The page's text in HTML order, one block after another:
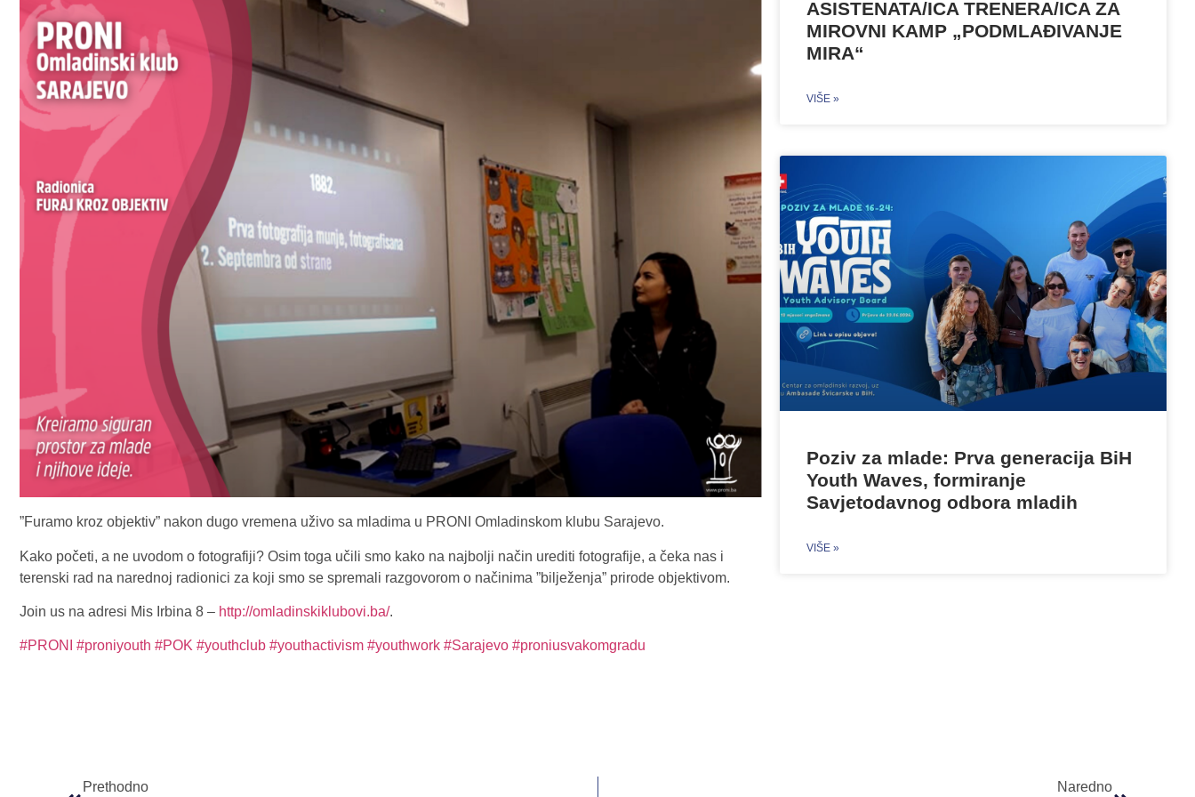
”Furamo kroz objektiv” nakon dugo vremena uživo sa mladima u PRONI Omladinskom klubu Sarajevo.
Kako početi, a ne uvodom o fotografiji? Osim toga učili smo kako na najbolji način urediti fotografije, a čeka nas i
terenski rad na narednoj radionici za koji smo se spremali razgovorom o načinima ”bilježenja” prirode objektivom.
Join us na adresi Mis Irbina 8 – http://omladinskiklubovi.ba/.
#PRONI #proniyouth #POK #youthclub #youthactivism #youthwork #Sarajevo #proniusvakomgradu
ASISTENATA/ICA TRENERA/ICA ZA
MIROVNI KAMP „PODMLAĐIVANJE
MIRA“
VIŠE »
Poziv za mlade: Prva generacija BiH
Youth Waves, formiranje
Savjetodavnog odbora mladih
VIŠE »
Prethodno Naredno